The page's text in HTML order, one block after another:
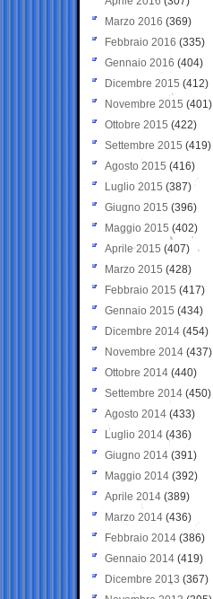
Marzo 2016 (369)
Febbraio 2016 (335)
Gennaio 2016 (404)
Dicembre 2015 (412)
Novembre 2015 (401)
Ottobre 2015 (422)
Settembre 2015 (419)
Agosto 2015 (416)
Luglio 2015 (387)
Giugno 2015 (396)
Maggio 2015 (402)
Aprile 2015 (407)
Marzo 2015 (428)
Febbraio 2015 (417)
Gennaio 2015 (434)
Dicembre 2014 (454)
Novembre 2014 (437)
Ottobre 2014 (440)
Settembre 2014 (450)
Agosto 2014 (433)
Luglio 2014 (436)
Giugno 2014 (391)
Maggio 2014 (392)
Aprile 2014 (389)
Marzo 2014 (436)
Febbraio 2014 (386)
Gennaio 2014 (419)
Dicembre 2013 (367)